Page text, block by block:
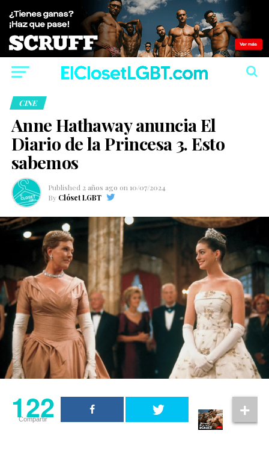
CINE
Anne Hathaway anuncia El
Diario de la Princesa 3. Esto
sabemos
Published 2 años ago on 10/07/2024
By Clóset LGBT
122
Compartir